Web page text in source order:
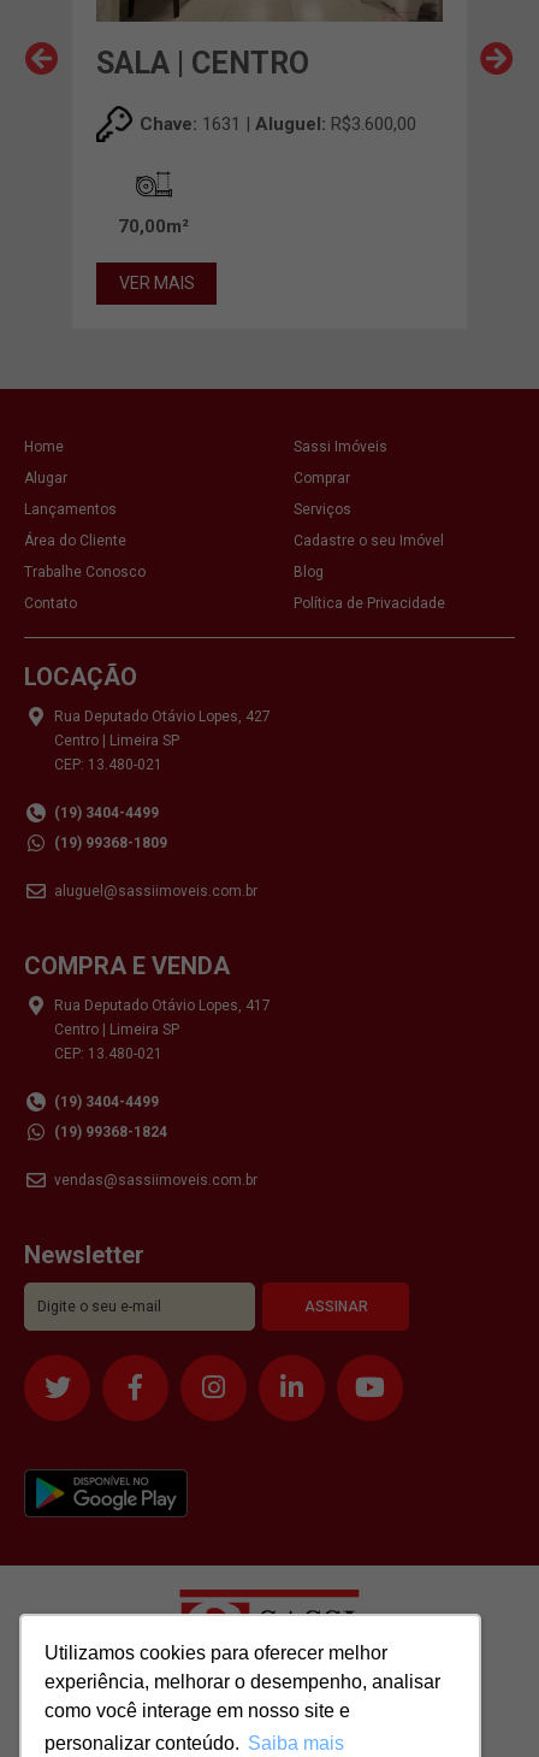
Utilizamos cookies para oferecer melhor
experiência, melhorar o desempenho, analisar
como você interage em nosso site e
personalizar conteúdo. Saiba mais
Utilizamos cookies para oferecer melhor
experiência, melhorar o desempenho, analisar
como você interage em nosso site e
personalizar conteúdo. Saiba mais
SALA | CENTRO
Chave: 1631 | Aluguel: R$3.600,00
70,00m²
VER MAIS
Home
Sassi Imóveis
Alugar
Comprar
Lançamentos
Serviços
Área do Cliente
Cadastre o seu Imóvel
Trabalhe Conosco
Blog
Contato
Política de Privacidade
LOCAÇÃO
Rua Deputado Otávio Lopes, 427
Centro | Limeira SP
CEP: 13.480-021
(19) 3404-4499
(19) 99368-1809
aluguel@sassiimoveis.com.br
COMPRA E VENDA
Rua Deputado Otávio Lopes, 417
Centro | Limeira SP
CEP: 13.480-021
(19) 3404-4499
(19) 99368-1824
vendas@sassiimoveis.com.br
Newsletter
Todos os direitos reservados para: SASSI IMÓVEIS LTDA | CNPJ:
51.417.293/0001-48 | CRECI: J-04970/1